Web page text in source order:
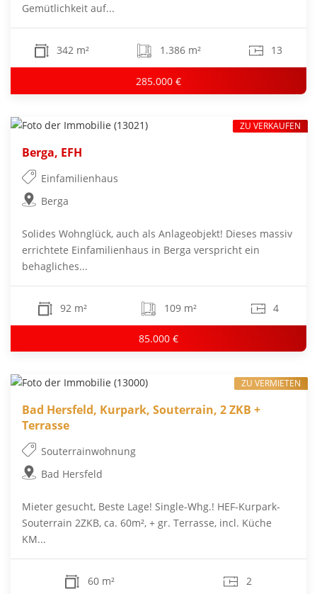
Gemütlichkeit auf...
342 m² 1.386 m² 13
285.000 €
Berga, EFH
Einfamilienhaus
Berga
Solides Wohnglück, auch als Anlageobjekt! Dieses massiv
errichtete Einfamilienhaus in Berga verspricht ein
behagliches...
92 m² 109 m² 4
85.000 €
ZU VERKAUFEN
Bad Hersfeld, Kurpark, Souterrain, 2 ZKB +
Terrasse
Souterrainwohnung
Bad Hersfeld
Mieter gesucht, Beste Lage! Single-Whg.! HEF-Kurpark-
Souterrain 2ZKB, ca. 60m², + gr. Terrasse, incl. Küche
KM...
60 m² 2
ZU VERMIETEN